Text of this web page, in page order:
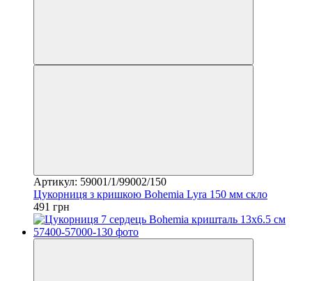
Артикул: 59001/1/99002/150
Цукорниця з кришкою Bohemia Lyra 150 мм скло
491 грн